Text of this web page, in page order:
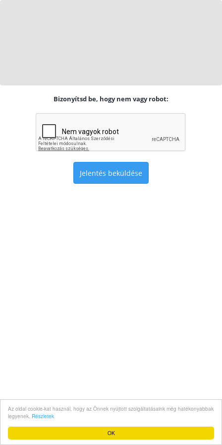
OK
Az oldal cookie-kat használ, hogy az Önnek nyújtott szolgáltatásaink még hatékonyabbak
legyenek. Részletek
Bizonyítsd be, hogy nem vagy robot:
Jelentés beküldése